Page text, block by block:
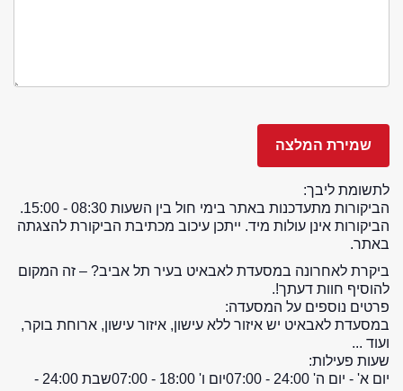
לתשומת ליבך:
הביקורות מתעדכנות באתר בימי חול בין השעות 08:30 - 15:00.
הביקורות אינן עולות מיד. ייתכן עיכוב מכתיבת הביקורת להצגתה
באתר.
ביקרת לאחרונה במסעדת לאבאיט בעיר תל אביב? – זה המקום
להוסיף חוות דעתך!.
פרטים נוספים על המסעדה:
במסעדת לאבאיט יש איזור ללא עישון, איזור עישון, ארוחת בוקר,
ועוד ...
שעות פעילות:
יום א' - יום ה' 24:00 - 07:00
יום ו' 18:00 - 07:00
שבת 24:00 -